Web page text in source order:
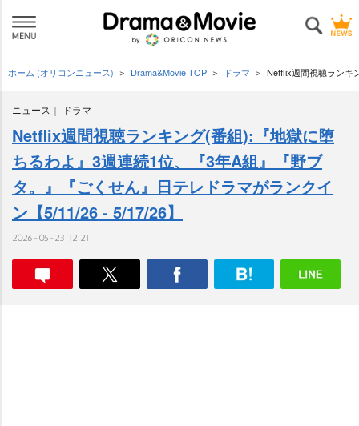
ホーム (オリコンニュース) Drama&Movie TOP ドラマ Netflix週間視聴ランキ
ニュース ドラマ
Netflix週間視聴ランキング(番組):『地獄に堕
ちるわよ』3週連続1位、『3年A組』『野ブ
タ。』『ごくせん』日テレドラマがランクイ
ン【5/11/26 - 5/17/26】
2026-05-23 12:21